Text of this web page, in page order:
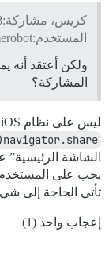
المستخدم:awesomerobot:
ولكن أعتقد أنه
المشاركة؟
ليس على نظام iOS. يمكنك فتح ورقة مشاركة باستخدام
navigator.share()
يجب على المستخدم
تأتي الحاجة إلى
إعجاب واحد (1)